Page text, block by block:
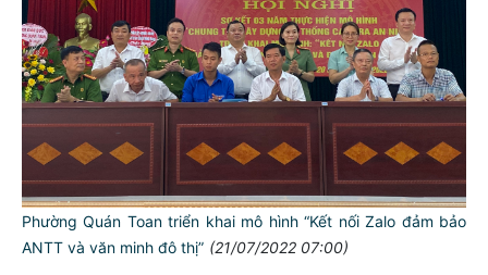
Phường Quán Toan triển khai mô hình “Kết nối Zalo đảm bảo
ANTT và văn minh đô thị” (21/07/2022 07:00)